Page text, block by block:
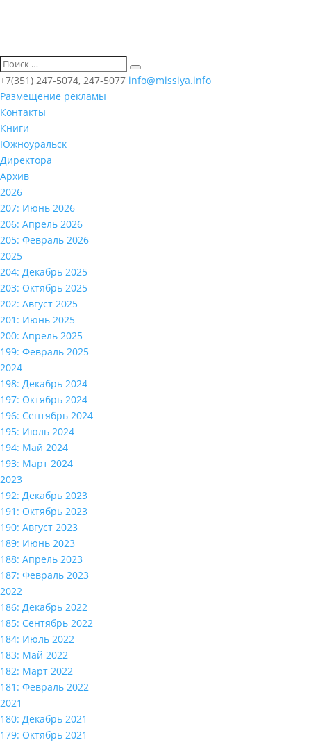
+7(351) 247-5074, 247-5077 info@missiya.info
Размещение рекламы
Контакты
Книги
Южноуральск
Директора
Архив
2026
207: Июнь 2026
206: Апрель 2026
205: Февраль 2026
2025
204: Декабрь 2025
203: Октябрь 2025
202: Август 2025
201: Июнь 2025
200: Апрель 2025
199: Февраль 2025
2024
198: Декабрь 2024
197: Октябрь 2024
196: Сентябрь 2024
195: Июль 2024
194: Май 2024
193: Март 2024
2023
192: Декабрь 2023
191: Октябрь 2023
190: Август 2023
189: Июнь 2023
188: Апрель 2023
187: Февраль 2023
2022
186: Декабрь 2022
185: Сентябрь 2022
184: Июль 2022
183: Май 2022
182: Март 2022
181: Февраль 2022
2021
180: Декабрь 2021
179: Октябрь 2021